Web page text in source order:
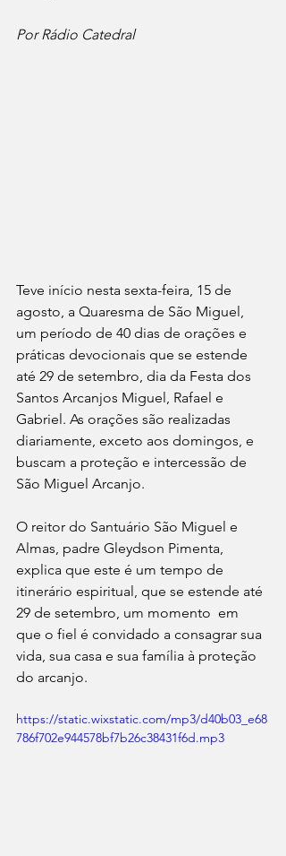
Por Rádio Catedral
Teve início nesta sexta-feira, 15 de
agosto, a Quaresma de São Miguel,
um período de 40 dias de orações e
práticas devocionais que se estende
até 29 de setembro, dia da Festa dos
Santos Arcanjos Miguel, Rafael e
Gabriel. As orações são realizadas
diariamente, exceto aos domingos, e
buscam a proteção e intercessão de
São Miguel Arcanjo.
O reitor do Santuário São Miguel e
Almas, padre Gleydson Pimenta,
explica que este é um tempo de
itinerário espiritual, que se estende até
29 de setembro, um momento  em
que o fiel é convidado a consagrar sua
vida, sua casa e sua família à proteção
do arcanjo.
https://static.wixstatic.com/mp3/d40b03_e68
786f702e944578bf7b26c38431f6d.mp3